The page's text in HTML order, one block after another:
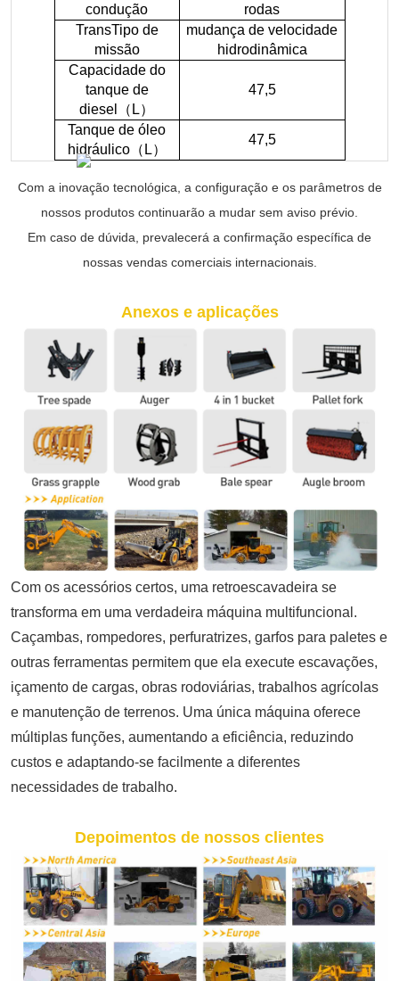
condução
rodas
TransTipo de
missão
mudança de velocidade
hidrodinâmica
Capacidade do
tanque de
diesel
（ L）
47,5
Tanque de óleo
hidráulico（ L）
47,5
Com a inovação tecnológica, a configuração e os parâmetros de
nossos produtos continuarão a mudar sem aviso prévio.
Em caso de dúvida, prevalecerá a confirmação específica de
nossas vendas comerciais internacionais.
Anexos e aplicações
Com os acessórios certos, uma retroescavadeira se
transforma em uma verdadeira máquina multifuncional.
Caçambas, rompedores, perfuratrizes, garfos para paletes e
outras ferramentas permitem que ela execute escavações,
içamento de cargas, obras rodoviárias, trabalhos agrícolas
e manutenção de terrenos. Uma única máquina oferece
múltiplas funções, aumentando a eficiência, reduzindo
custos e adaptando-se facilmente a diferentes
necessidades de trabalho.
Depoimentos de nossos clientes